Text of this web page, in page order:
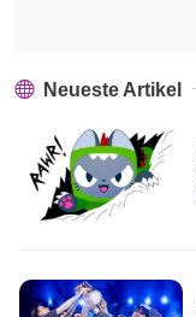
Neueste Artikel